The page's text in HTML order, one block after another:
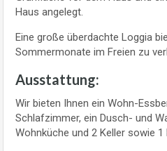
Haus angelegt.
Eine große überdachte Loggia
Sommermonate im Freien zu
Ausstattung:
Wir bieten Ihnen ein Wohn-
Schlafzimmer, ein Dusch- und
Wohnküche und 2 Keller sowie 1